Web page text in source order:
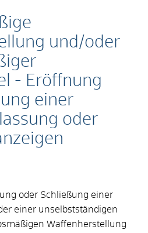
und/oder
- Eröffnung
einer
oder
oder Schließung einer
einer unselbstständigen
Waffenherstellung